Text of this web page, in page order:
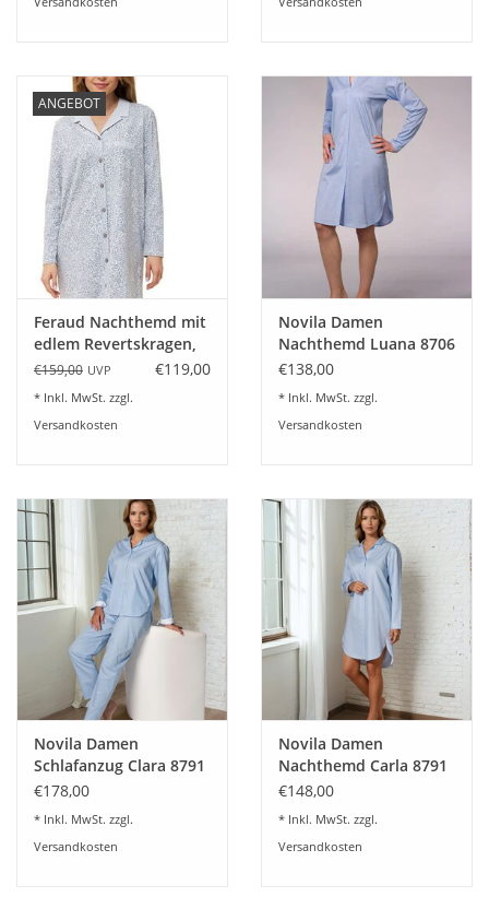
ANGEBOT
Feraud Nachthemd mit
edlem Revertskragen,
100% Baumwolle,
€159,00 UVP €119,00
* Inkl. MwSt. zzgl.
Versandkosten
Novila Damen
Nachthemd Luana 8706
Jersey blau Baumwolle
€138,00
* Inkl. MwSt. zzgl.
Versandkosten
Novila Damen
Schlafanzug Clara 8791
blau - Moderne Form,
€178,00
* Inkl. MwSt. zzgl.
Versandkosten
Novila Damen
Nachthemd Carla 8791
blau - Moderne Form,
€148,00
* Inkl. MwSt. zzgl.
Versandkosten